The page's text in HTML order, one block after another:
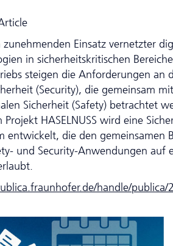
Einsatz vernetzter
in sicherheitskritischen
steigen die Anforderungen an
(Security), die gemeinsam
Sicherheit (Safety) betrachtet
Projekt HASELNUSS wird eine
entwickelt, die den gemeinsamen
und Security-Anwendungen auf
handle/publica/